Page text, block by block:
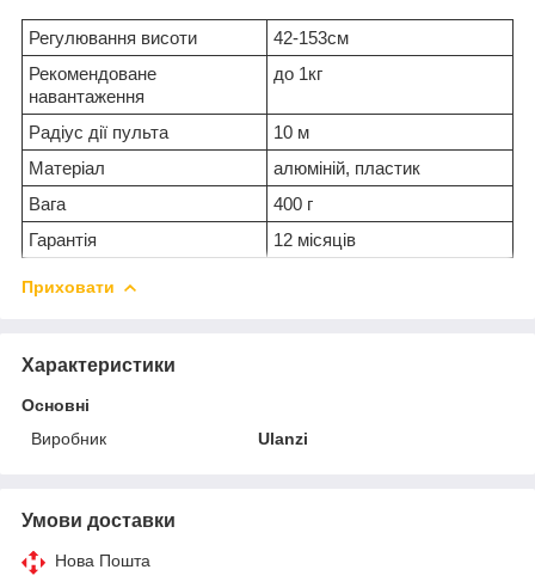
Регулювання висоти
42-153см
Рекомендоване
навантаження
до 1кг
Радіус дії пульта
10 м
Матеріал
алюміній, пластик
Вага
400 г
Гарантія
12 місяців
Приховати
Характеристики
Основні
Виробник
Ulanzi
Умови доставки
Нова Пошта